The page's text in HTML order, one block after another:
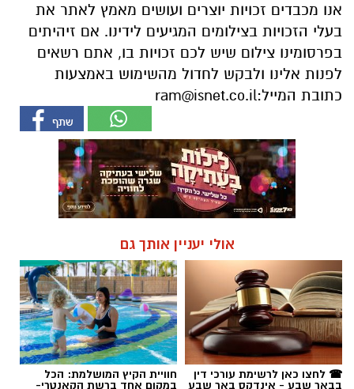
אנו מכבדים זכויות יוצרים ועושים מאמץ לאתר את
בעלי הזכויות בצילומים המגיעים לידינו. אם זיהיתים
בפרסומינו צילום שיש לכם זכויות בו, אתם רשאים
לפנות אלינו ולבקש לחדול מהשימוש באמצעות
כתובת המייל:ram@isnet.co.il
אולי יעניין אותך גם
☎ לחצו כאן לרשימת עורכי דין
בבאר שבע - אינדקס באר שבע
חוויית הקיץ המושלמת: הכל
במקום אחד ברשת הקאנטרי-